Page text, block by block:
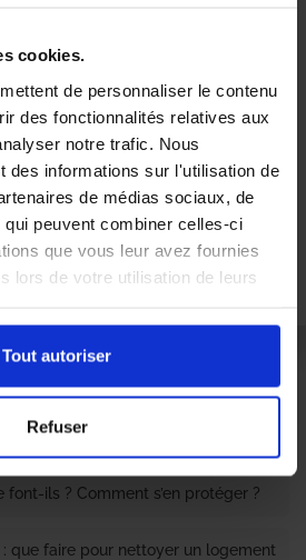
cookies.
de personnaliser le contenu
des fonctionnalités relatives aux
notre trafic. Nous
des informations sur l'utilisation de
de médias sociaux, de
peuvent combiner celles-ci
que vous leur avez fournies
lors de votre utilisation de leurs
Tout autoriser
Refuser
dès les premiers signes
permet de bénéficier d’
de nuisibles efficace , et
de l’année, si vous êtes
de rongeurs, cafards, punaises
n’attendez pas ! Contactez
de notre entreprise de
à Paris !
font-ils ? Comment s’en protéger ?
que faire pour nettoyer un logement